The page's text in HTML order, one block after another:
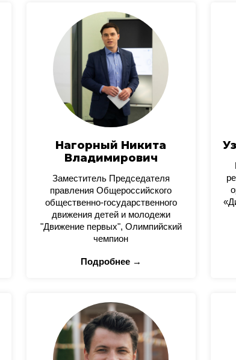
Нагорный Никита
Владимирович
Заместитель Председателя
правления Общероссийского
общественно-государственного
движения детей и молодежи
"Движение первых", Олимпийский
чемпион
Подробнее →